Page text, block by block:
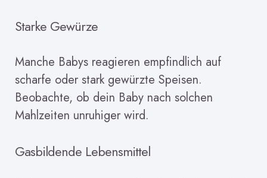
Starke Gewürze
Manche Babys reagieren empfindlich auf
scharfe oder stark gewürzte Speisen.
Beobachte, ob dein Baby nach solchen
Mahlzeiten unruhiger wird.
Gasbildende Lebensmittel